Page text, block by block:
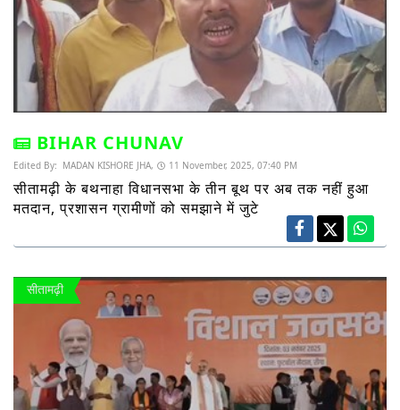
BIHAR CHUNAV
Edited By: MADAN KISHORE JHA, 11 November, 2025, 07:40 PM
सीतामढ़ी के बथनाहा विधानसभा के तीन बूथ पर अब तक नहीं हुआ
मतदान, प्रशासन ग्रामीणों को समझाने में जुटे
सीतामढ़ी